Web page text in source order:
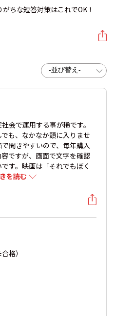
がちな短答対策はこれでOK！
会で運用する事が稀です。
も、なかなか頭に入りませ
聞きやすいので、毎年購入
ですが、画面で文字を確認
す。映画は「それでもぼく
を読む
格）